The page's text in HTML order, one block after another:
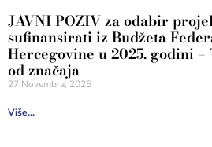
JAVNI POZIV za odabir
sufinansirati iz Budžeta
Hercegovine u 2025. godini
od značaja
27 Novembra, 2025
Više...